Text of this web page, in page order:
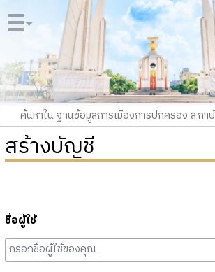
สร้างบัญชี
ชื่อผู้ใช้